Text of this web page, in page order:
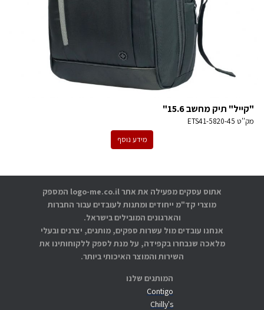
"קייל" תיק מחשב 15.6"
מק''ט ETS41-5820-45
מידע נוסף
המותגים שלנו
Contigo
Chilly's
אתוס עסקים מפעילה את אתר logo-me.co.il המספק
מוצרי קד"מ ייחודים ומתנות לעובדים עבור החברות
והארגונים המובילים בישראל.
אנחנו עובדים מול עשרות ספקים, מותגים, יצרנים ובעלי
מלאכה שנבחרו בקפידה, על מנת לספק ללקוחותינו את
השירות והמוצר האיכותי ביותר.